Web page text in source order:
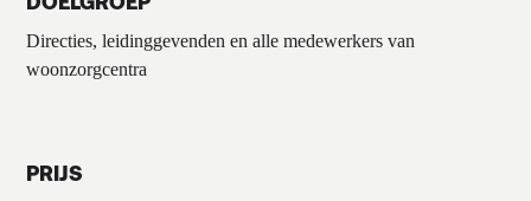
Directies, leidinggevenden en alle medewerkers van
woonzorgcentra
PRIJS